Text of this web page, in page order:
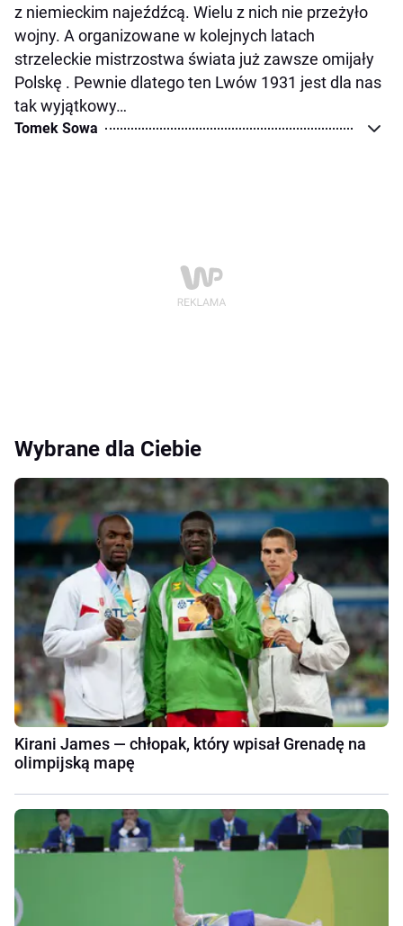
z niemieckim najeźdźcą. Wielu z nich nie przeżyło
wojny. A organizowane w kolejnych latach
strzeleckie mistrzostwa świata już zawsze omijały
Polskę . Pewnie dlatego ten Lwów 1931 jest dla nas
tak wyjątkowy…
Tomek Sowa
Wybrane dla Ciebie
Kirani James — chłopak, który wpisał Grenadę na
olimpijską mapę